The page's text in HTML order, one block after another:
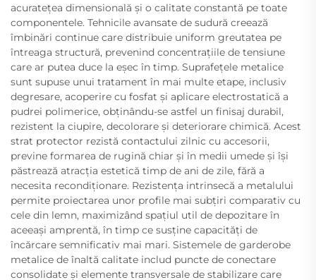
acuratețea dimensională și o calitate constantă pe toate
componentele. Tehnicile avansate de sudură creează
îmbinări continue care distribuie uniform greutatea pe
întreaga structură, prevenind concentrațiile de tensiune
care ar putea duce la eșec în timp. Suprafețele metalice
sunt supuse unui tratament în mai multe etape, inclusiv
degresare, acoperire cu fosfat și aplicare electrostatică a
pudrei polimerice, obținându-se astfel un finisaj durabil,
rezistent la ciupire, decolorare și deteriorare chimică. Acest
strat protector rezistă contactului zilnic cu accesorii,
previne formarea de rugină chiar și în medii umede și își
păstrează atracția estetică timp de ani de zile, fără a
necesita recondiționare. Rezistența intrinsecă a metalului
permite proiectarea unor profile mai subțiri comparativ cu
cele din lemn, maximizând spațiul util de depozitare în
aceeași amprentă, în timp ce susține capacități de
încărcare semnificativ mai mari. Sistemele de garderobe
metalice de înaltă calitate includ puncte de conectare
consolidate și elemente transversale de stabilizare care